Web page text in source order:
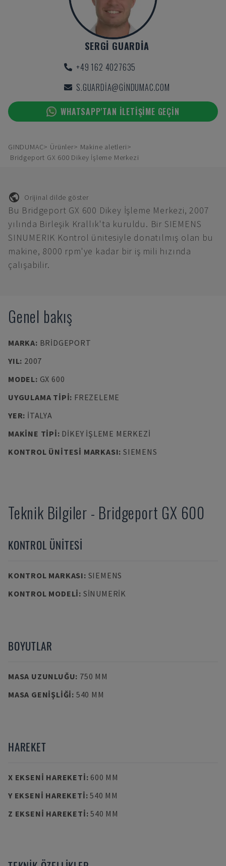
SERGI GUARDIA
+49 162 4027635
S.GUARDIA@GINDUMAC.COM
WHATSAPP'TAN ILETIŞIME GEÇIN
GINDUMAC Ürünler
Makine aletleri
Bridgeport GX 600 Dikey İşleme Merkezi
Orijinal dilde göster
Bu Bridgeport GX 600 Dikey İşleme Merkezi, 2007
yılında Birleşik Krallık'ta kuruldu. Bir SIEMENS
SINUMERIK Kontrol ünitesiyle donatılmış olan bu
makine, 8000 rpm'ye kadar bir iş mili hızında
çalışabilir.
Genel bakış
MARKA: BRIDGEPORT
YIL: 2007
MODEL: GX 600
UYGULAMA TIPI: FREZELEME
YER: İTALYA
MAKINE TIPI: DIKEY İŞLEME MERKEZI
KONTROL ÜNITESI MARKASI: SIEMENS
Teknik Bilgiler - Bridgeport GX 600
KONTROL ÜNITESI
KONTROL MARKASI: SIEMENS
KONTROL MODELI: SINUMERIK
BOYUTLAR
MASA UZUNLUĞU: 750 MM
MASA GENIŞLIĞI: 540 MM
HAREKET
X EKSENI HAREKETI: 600 MM
Y EKSENI HAREKETI:540 MM
Z EKSENI HAREKETI:540 MM